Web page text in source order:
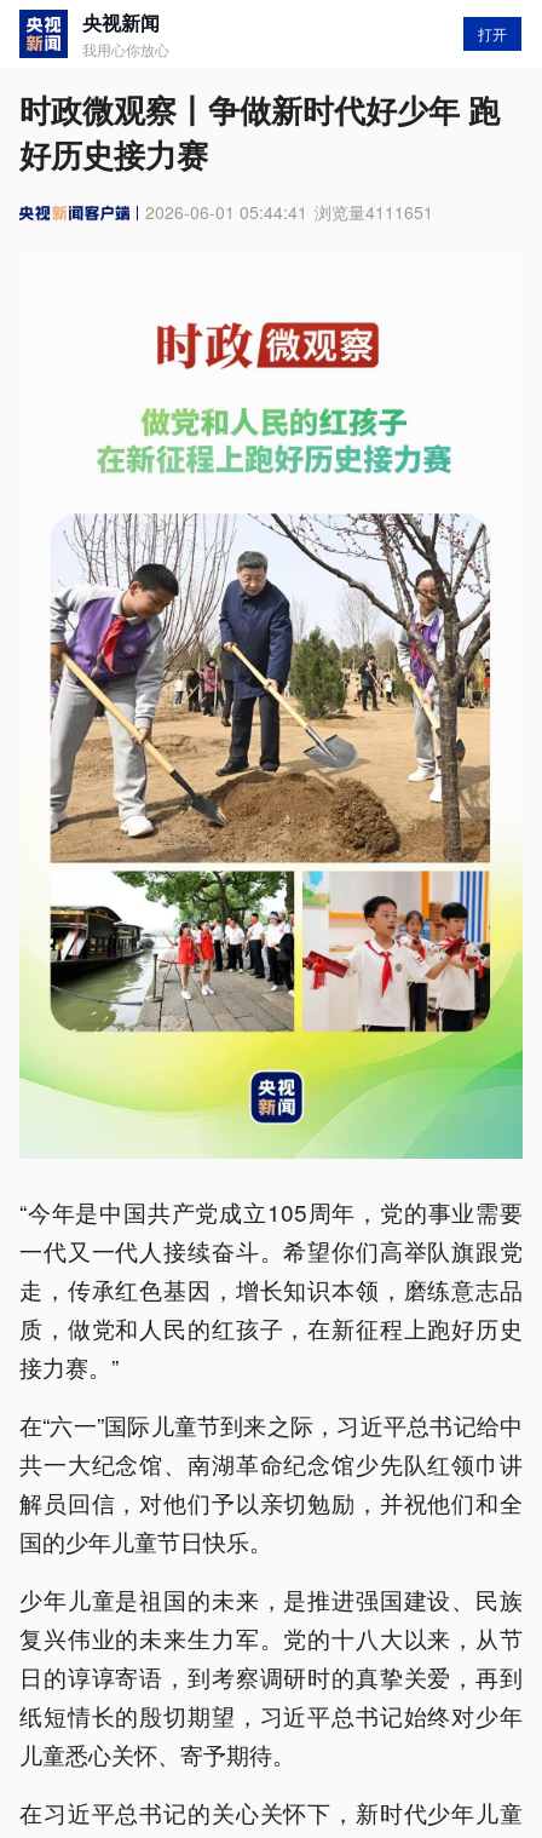
央视新闻
我用心你放心
打开
时政微观察丨争做新时代好少年 跑
好历史接力赛
2026-06-01 05:44:41 浏览量4111651
“今年是中国共产党成立105周年，党的事业需要
一代又一代人接续奋斗。希望你们高举队旗跟党
走，传承红色基因，增长知识本领，磨练意志品
质，做党和人民的红孩子，在新征程上跑好历史
接力赛。”
在“六一”国际儿童节到来之际，习近平总书记给中
共一大纪念馆、南湖革命纪念馆少先队红领巾讲
解员回信，对他们予以亲切勉励，并祝他们和全
国的少年儿童节日快乐。
少年儿童是祖国的未来，是推进强国建设、民族
复兴伟业的未来生力军。党的十八大以来，从节
日的谆谆寄语，到考察调研时的真挚关爱，再到
纸短情长的殷切期望，习近平总书记始终对少年
儿童悉心关怀、寄予期待。
在习近平总书记的关心关怀下，新时代少年儿童